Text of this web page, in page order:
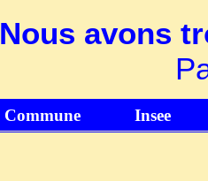
Nous avons
Commune Insee